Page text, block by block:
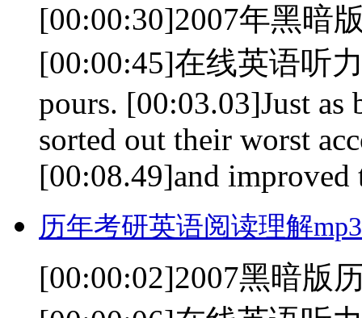
[00:00:30]2007年黑暗
[00:00:45]在线英语听
pours. [00:03.03]Just as
sorted out their worst
[00:08.49]and improved
历年考研英语阅读理解
[00:00:02]2007黑暗版